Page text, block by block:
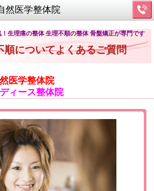
然医学整体院
生理痛の整体 生理不順の整体 骨盤矯正が専門です
順についてよくあるご質問
医学整体院
ィース整体院